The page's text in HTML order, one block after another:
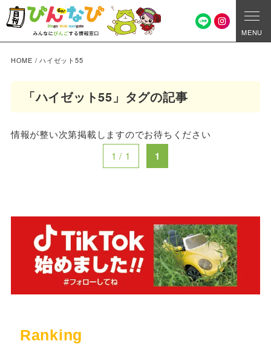
MENU
HOME /ハイゼット55
「ハイゼット55」タグの記事
情報が整い次第掲載しますのでお待ちください
1 / 1
1
Ranking